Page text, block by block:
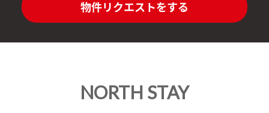
物件リクエストをする
NORTH STAY